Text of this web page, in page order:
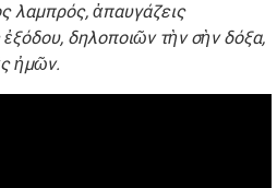
λαμπρός, ἀπαυγάζεις
δηλοποιῶν τὴν σὴν δόξα,
ἠμῶν.